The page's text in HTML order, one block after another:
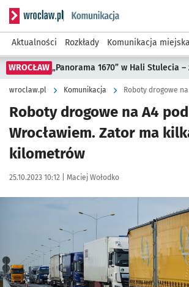
Serwis informacyjny wroclaw.pl
Aktualności Rozkłady Komunikacja miejska
WROCŁAW „Panorama 1670” w Hali Stulecia
wroclaw.pl Komunikacja Roboty drogowe
Roboty drogowe na A4 pod
Wrocławiem. Zator ma
kilometrów
Data publikacji:
25.10.2023 10:12 | Autor:
Maciej Wołodko